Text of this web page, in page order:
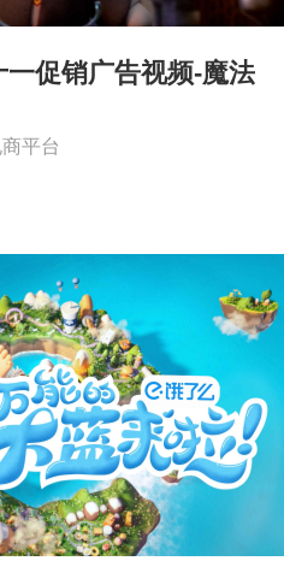
促销广告视频-魔法
平台